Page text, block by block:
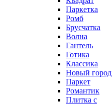
Паркетка
Ромб
Брусчатка
Волна
Гантель
Готика
Классика
Новый город
Паркет
Романтик
Плитка с